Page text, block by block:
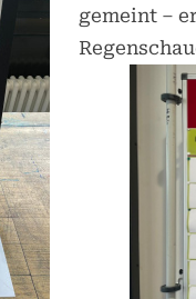
gemeint –